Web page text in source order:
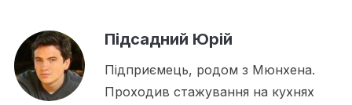
Підсадний Юрій
Підприємець, родом з Мюнхена.
Проходив стажування на кухнях